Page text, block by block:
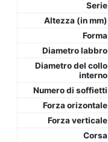
Serie
Altezza (in mm)
Forma
Diametro labbro
Diametro del collo
interno
Numero di soffietti
Forza orizontale
Forza verticale
Corsa